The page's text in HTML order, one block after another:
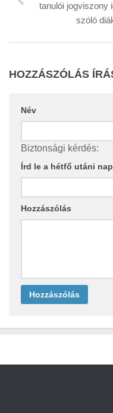
tanulói jogviszony
szóló
HOZZÁSZÓLÁS
Név
Biztonsági kérdés:
Írd le a hétfő utáni
Hozzászólás